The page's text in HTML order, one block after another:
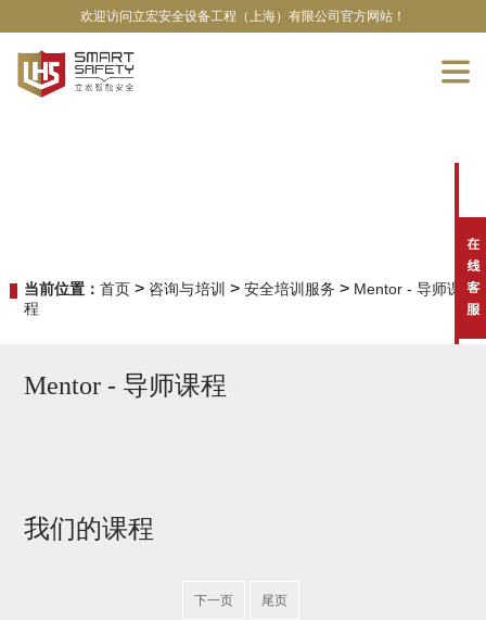
欢迎访问立宏安全设备工程（上海）有限公司官方网站！
当前位置：首页 > 咨询与培训 > 安全培训服务 > Mentor - 导师课
程
Mentor - 导师课程
我们的课程
下一页 尾页